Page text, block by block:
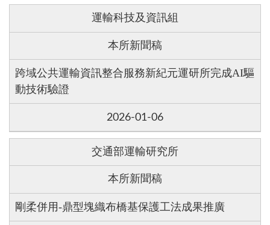
運輸科技及資訊組
本所新聞稿
跨域公共運輸資訊整合服務新紀元運研所完成AI驅
動技術驗證
2026-01-06
交通部運輸研究所
本所新聞稿
剛柔併用-鼎型塊織布橋基保護工法成果推廣